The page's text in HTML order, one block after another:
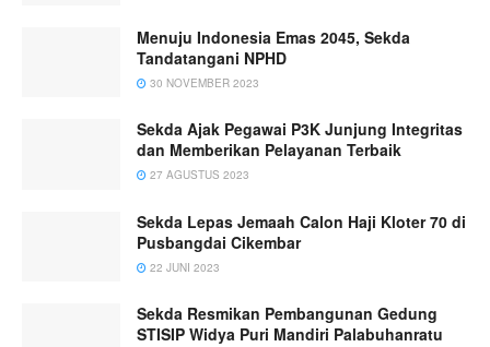
Menuju Indonesia Emas 2045, Sekda
Tandatangani NPHD
30 NOVEMBER 2023
Sekda Ajak Pegawai P3K Junjung Integritas
dan Memberikan Pelayanan Terbaik
27 AGUSTUS 2023
Sekda Lepas Jemaah Calon Haji Kloter 70 di
Pusbangdai Cikembar
22 JUNI 2023
Sekda Resmikan Pembangunan Gedung
STISIP Widya Puri Mandiri Palabuhanratu